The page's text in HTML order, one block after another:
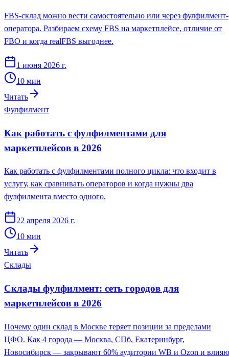
FBS-склад можно вести самостоятельно или через фулфилмент-
оператора. Разбираем схему FBS на маркетплейсе, отличие от
FBO и когда realFBS выгоднее.
1 июня 2026 г.
10 мин
Читать
Фулфилмент
Как работать с фулфилментами для
маркетплейсов в 2026
Как работать с фулфилментами полного цикла: что входит в
услугу, как сравнивать операторов и когда нужны два
фулфилмента вместо одного.
22 апреля 2026 г.
10 мин
Читать
Склады
Склады фулфилмент: сеть городов для
маркетплейсов в 2026
Почему один склад в Москве теряет позиции за пределами
ЦФО. Как 4 города — Москва, СПб, Екатеринбург,
Новосибирск — закрывают 60% аудитории WB и Ozon и